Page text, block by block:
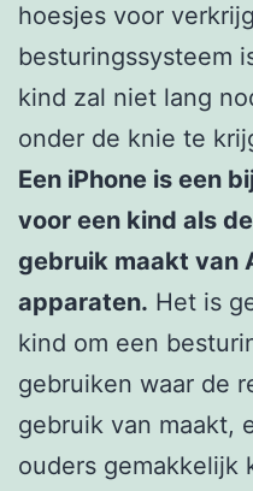
hoesjes voor
besturingssysteem
kind zal niet lang
onder de knie te
Een iPhone is een
voor een kind als
gebruik maakt van
apparaten. Het is
kind om een
gebruiken waar de
gebruik van maakt,
ouders gemakkelijk